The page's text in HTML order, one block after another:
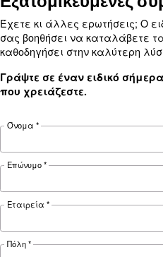
ΠΕΠΙΕΣΜΈΝΟΣ ΑΈΡΑΣ